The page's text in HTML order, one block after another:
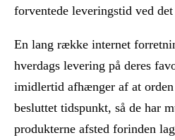
forventede leveringstid ved
En lang række internet
hverdags levering på deres
imidlertid afhænger af at
besluttet tidspunkt, så de har
produkterne afsted forinden